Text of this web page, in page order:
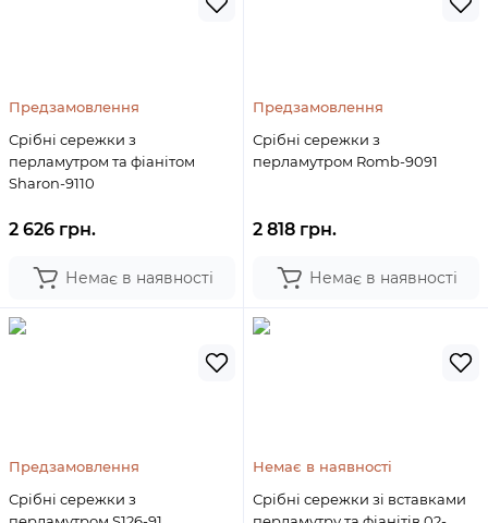
Предзамовлення
Срібні сережки з
перламутром та фіанітом
Sharon-9110
2 626 грн.
Немає в наявності
Предзамовлення
Срібні сережки з
перламутром Romb-9091
2 818 грн.
Немає в наявності
Предзамовлення
Срібні сережки з
Немає в наявності
Срібні сережки зі вставками